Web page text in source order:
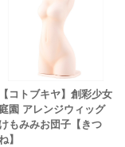
【コトブキヤ】創彩少女
庭園 アレンジウィッグ
けもみみお団子【きつ
】